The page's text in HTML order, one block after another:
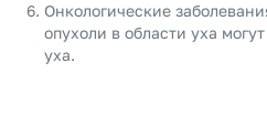
Онкологические
опухоли в области уха
уха.